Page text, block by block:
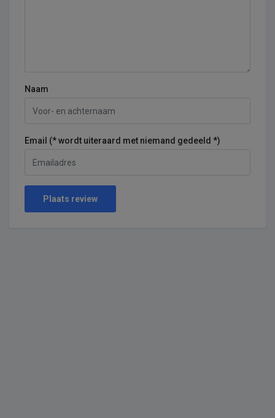
Naam
Email (* wordt uiteraard met niemand gedeeld *)
Plaats review